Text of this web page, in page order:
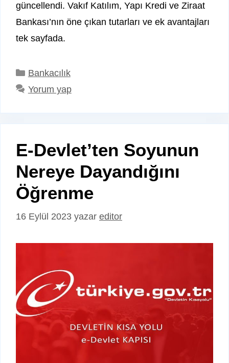
güncellendi. Vakıf Katılım, Yapı Kredi ve Ziraat
Bankası’nın öne çıkan tutarları ve ek avantajları
tek sayfada.
Kategoriler
Bankacılık
Yorum yap
E-Devlet’ten Soyunun
Nereye Dayandığını
Öğrenme
16 Eylül 2023 yazar editor